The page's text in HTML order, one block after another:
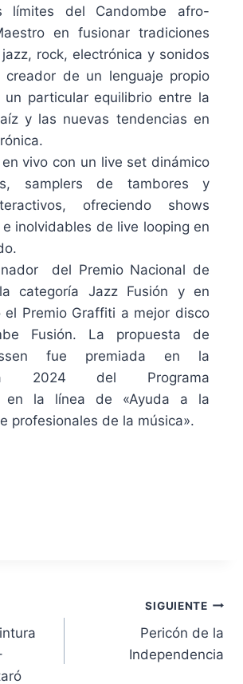
límites del Candombe afro-
en fusionar tradiciones
rock, electrónica y sonidos
creador de un lenguaje propio
un particular equilibrio entre la
y las nuevas tendencias en
vivo con un live set dinámico
samplers de tambores y
ofreciendo shows
inolvidables de live looping en
del Premio Nacional de
categoría Jazz Fusión y en
el Premio Graffiti a mejor disco
Fusión. La propuesta de
fue premiada en la
2024 del Programa
en la línea de «Ayuda a la
profesionales de la música».
SIGUIENTE
Pericón de la
Independencia